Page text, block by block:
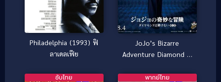
Philadelphia (1993) ฟิ
ลาเดลเฟีย
JoJo’s Bizarre
Adventure Diamond Is
Chapter 1 โจโจ้ โจ๋ซ่าส์
ซับไทย พากย์ไทย